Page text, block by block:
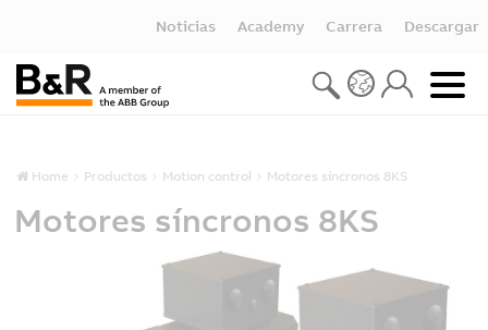
Noticias Academy Carrera Descargar
Home Productos Motion control Motores síncronos 8KS
Motores síncronos 8KS